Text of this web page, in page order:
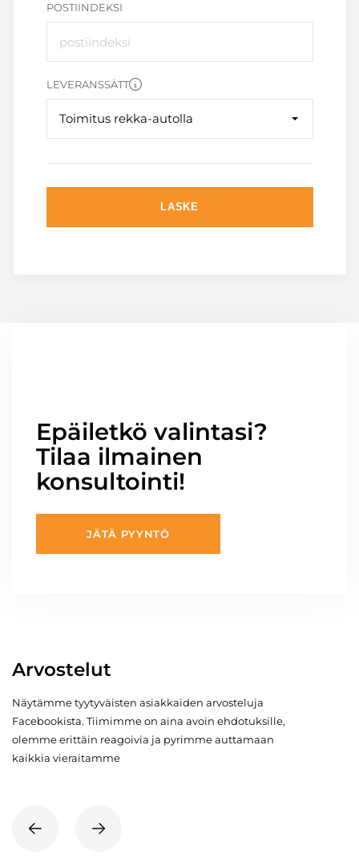
POSTIINDEKSI
LEVERANSSÄTT
Toimitus rekka-autolla
LASKE
Epäiletkö valintasi?
Tilaa ilmainen
konsultointi!
JÄTÄ PYYNTÖ
Arvostelut
Näytämme tyytyväisten asiakkaiden arvosteluja
Facebookista. Tiimimme on aina avoin ehdotuksille,
olemme erittäin reagoivia ja pyrimme auttamaan
kaikkia vieraitamme